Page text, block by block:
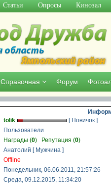
Статьи Опросы Кинозал
Справочная Форум
tolik
[ Новичок ]
Пользователи
Награды (0) Репутация (0)
Анатолий [ Мужчина ]
Offline
Понедельник, 06.06.2011, 21:57:26
Среда, 09.12.2015, 11:34:20